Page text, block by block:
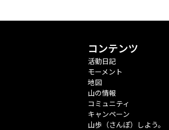
コンテンツ
活動日記
モーメント
地図
山の情報
コミュニティ
キャンペーン
山歩（さんぽ）しよう。